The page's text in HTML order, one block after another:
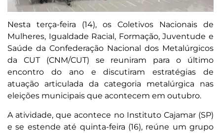
Nesta terça-feira (14), os Coletivos Nacionais de
Mulheres, Igualdade Racial, Formação, Juventude e
Saúde da Confederação Nacional dos Metalúrgicos
da CUT (CNM/CUT) se reuniram para o último
encontro do ano e discutiram estratégias de
atuação articulada da categoria metalúrgica nas
eleições municipais que acontecem em outubro.
A atividade, que acontece no Instituto Cajamar (SP)
e se estende até quinta-feira (16), reúne um grupo